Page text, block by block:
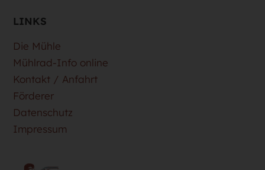
LINKS
Die Mühle
Mühlrad-Info online
Kontakt / Anfahrt
Förderer
Datenschutz
Impressum